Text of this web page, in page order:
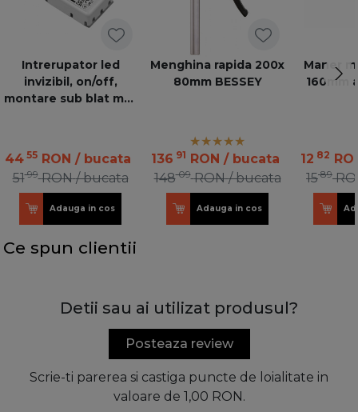
Intrerupator led
invizibil, on/off,
montare sub blat max
44 55 RON / bucata
5199 RON / bucata
Adauga in cos
Menghina rapida 200x
80mm BESSEY
136 91 RON / bucata
14809 RON / bucata
Adauga in cos
Maner
160mm
12 82
1589
Ce spun clientii
Detii sau ai utilizat produsul?
Posteaza review
Scrie-ti parerea si castiga puncte de loialitate in
valoare de 1,00 RON.